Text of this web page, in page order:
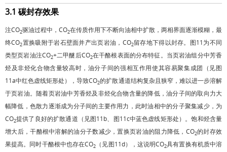
3.1 碳封存效果
注CO2驱油过程中，CO2在传质作用下不断向油相中扩散，两相界面逐渐模糊，最
终CO2置换吸附于岩石壁面并产出页岩油，CO2留存地下得以封存。 图11为不同
类型页岩油注CO2+二甲醚后CO2在干酪根表面的分布特征。当页岩油组分中芳香
烃及非烃化合物含量较高时，油分子间的强相互作用使其容易聚集成团（见图
11a中红色虚线矩形处），导致CO2的扩散通道结构复杂且狭窄，难以进一步溶解
于页岩油。随着页岩油中芳香烃及非烃化合物含量的降低，油分子间的取向力大
幅降低，色散力逐渐成为分子间的主要作用力，此时油相中的分子聚集减少，为
CO2提供了良好的扩散通道（见图11b、 图11c中蓝色虚线矩形处）。饱和烃含量
增大后，干酪根中溶解的油分子数减少，置换页岩油的阻力降低，CO2的封存效
果提高。同时干酪根中也存在CO2 （见图11d），这说明CO2具有置换有机质中溶